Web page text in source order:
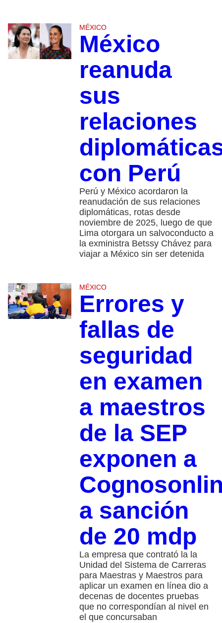
MÉXICO
México
reanuda
sus
relaciones
con Perú
Perú y México acordaron la
reanudación de sus relaciones
diplomáticas, rotas desde
noviembre de 2025, luego de que
Lima otorgara un salvoconducto a
la exministra Betssy Chávez para
viajar a México sin ser detenida
MÉXICO
Errores y
fallas de
seguridad
en examen
a maestros
de la SEP
exponen a
a sanción
de 20 mdp
La empresa que contrató la la
Unidad del Sistema de Carreras
para Maestras y Maestros para
aplicar un examen en línea dio a
decenas de docentes pruebas
que no correspondían al nivel en
el que concursaban